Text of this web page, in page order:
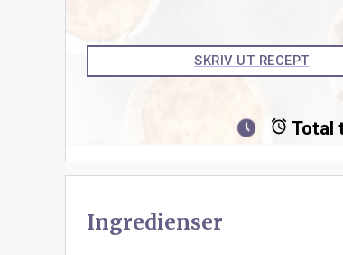
SKRIV UT RECEPT
Total
Ingredienser